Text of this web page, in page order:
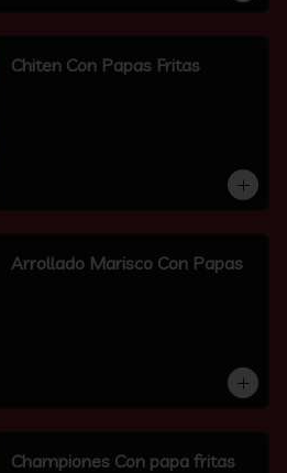
Chiten Con Papas Fritas
Arrollado Marisco Con Papas
Championes Con papa fritas